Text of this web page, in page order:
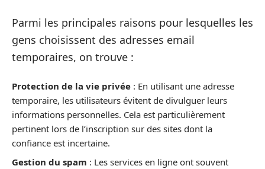
Parmi les principales raisons pour lesquelles les
gens choisissent des adresses email
temporaires, on trouve :
Protection de la vie privée : En utilisant une adresse
temporaire, les utilisateurs évitent de divulguer leurs
informations personnelles. Cela est particulièrement
pertinent lors de l’inscription sur des sites dont la
confiance est incertaine.
Gestion du spam : Les services en ligne ont souvent